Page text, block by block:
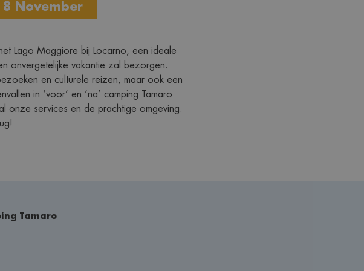
November
Lago Maggiore bij Locarno, een ideale
onvergetelijke vakantie zal bezorgen.
en culturele reizen, maar ook een
in ‘voor’ en ‘na’ camping Tamaro
onze services en de prachtige omgeving.
Tamaro